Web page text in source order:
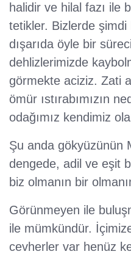
halidir ve hilal fazı ile
tetikler. Bizlerde
dışarıda öyle bir
dehlizlerimizde
görmekte aciziz. Zati
ömür ıstırabımızın
odağımız kendimiz
Şu anda gökyüzünün
dengede, adil ve eşit
biz olmanın bir
Görünmeyen ile
ile mümkündür.
cevherler var henüz